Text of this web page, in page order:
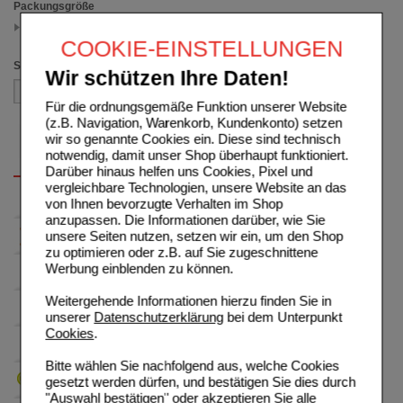
COOKIE-EINSTELLUNGEN
Wir schützen Ihre Daten!
Für die ordnungsgemäße Funktion unserer Website
(z.B. Navigation, Warenkorb, Kundenkonto) setzen
wir so genannte Cookies ein. Diese sind technisch
notwendig, damit unser Shop überhaupt funktioniert.
Darüber hinaus helfen uns Cookies, Pixel und
vergleichbare Technologien, unsere Website an das
von Ihnen bevorzugte Verhalten im Shop
anzupassen. Die Informationen darüber, wie Sie
unsere Seiten nutzen, setzen wir ein, um den Shop
zu optimieren oder z.B. auf Sie zugeschnittene
Werbung einblenden zu können.
Weitergehende Informationen hierzu finden Sie in
unserer Datenschutzerklärungbei dem Unterpunkt
Cookies.
Bitte wählen Sie nachfolgend aus, welche Cookies
gesetzt werden dürfen, und bestätigen Sie dies durch
"Auswahl bestätigen" oder akzeptieren Sie alle
Packungsgröße
Sortieren nach